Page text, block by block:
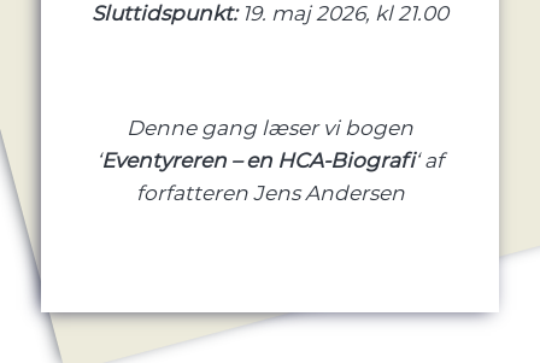
Sluttidspunkt: 19. maj 2026, kl 21.00
Denne gang læser vi bogen
‘Eventyreren – en HCA-Biografi‘ af
forfatteren Jens Andersen